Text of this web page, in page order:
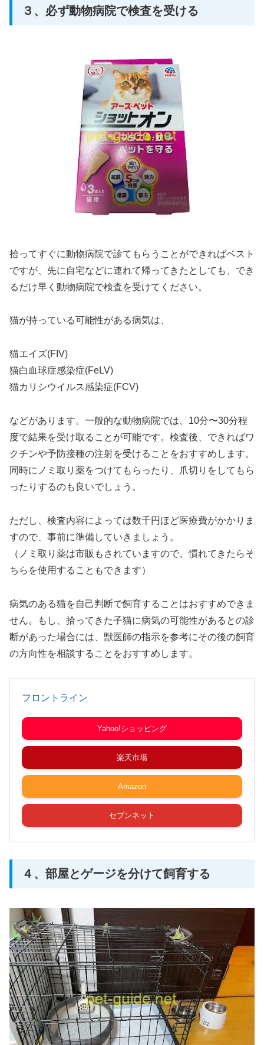
３、必ず動物病院で検査を受ける
拾ってすぐに動物病院で診てもらうことができればベスト
ですが、先に自宅などに連れて帰ってきたとしても、でき
るだけ早く動物病院で検査を受けてください。
猫が持っている可能性がある病気は、
猫エイズ(FIV)
猫白血球症感染症(FeLV)
猫カリシウイルス感染症(FCV)
などがあります。一般的な動物病院では、10分〜30分程
度で結果を受け取ることが可能です。検査後、できればワ
クチンや予防接種の注射を受けることをおすすめします。
同時にノミ取り薬をつけてもらったり、爪切りをしてもら
ったりするのも良いでしょう。
ただし、検査内容によっては数千円ほど医療費がかかりま
すので、事前に準備していきましょう。
（ノミ取り薬は市販もされていますので、慣れてきたらそ
ちらを使用することもできます）
病気のある猫を自己判断で飼育することはおすすめできま
せん。もし、拾ってきた子猫に病気の可能性があるとの診
断があった場合には、獣医師の指示を参考にその後の飼育
の方向性を相談することをおすすめします。
フロントライン
Yahoo!ショッピング
楽天市場
Amazon
セブンネット
４、部屋とゲージを分けて飼育する